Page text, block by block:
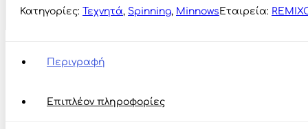
13cm
ποσότητα
Κατηγορίες: Τεχνητά, Spinning, Minnows Εταιρεία:
Περιγραφή
Επιπλέον πληροφορίες